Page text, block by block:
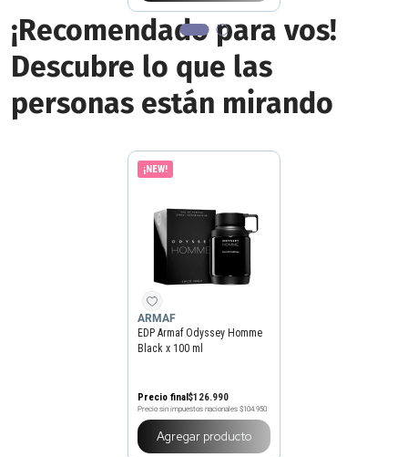
¡Recomendado para vos!
Descubre lo que las
personas están mirando
¡NEW!
ARMAF
EDP Armaf Odyssey Homme
Black x 100 ml
Precio final$126.990
Precio sin impuestos nacionales $104.950
Agregar producto